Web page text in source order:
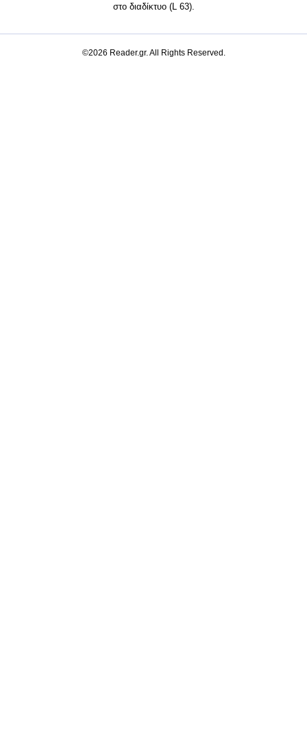
στο διαδίκτυο (L 63).
©2026 Reader.gr. All Rights Reserved.